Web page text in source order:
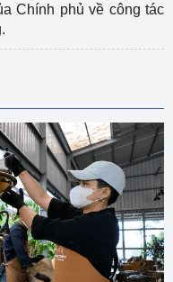
Chính phủ về công tác